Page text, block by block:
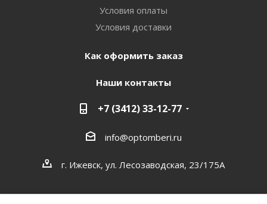
Условия оплаты
Условия доставки
Как оформить заказ
Наши контакты
+7 (3412) 33-12-77
info@optomberi.ru
г. Ижевск, ул. Лесозаводская, 23/175А